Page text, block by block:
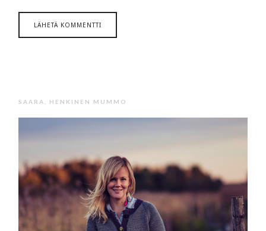
SAARA, HENKINEN MUMMO